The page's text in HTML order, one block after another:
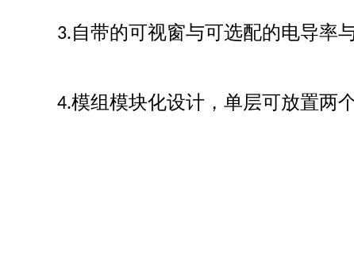
3.自带的可视窗与可选配的电导率
4.模组模块化设计，单层可放置两